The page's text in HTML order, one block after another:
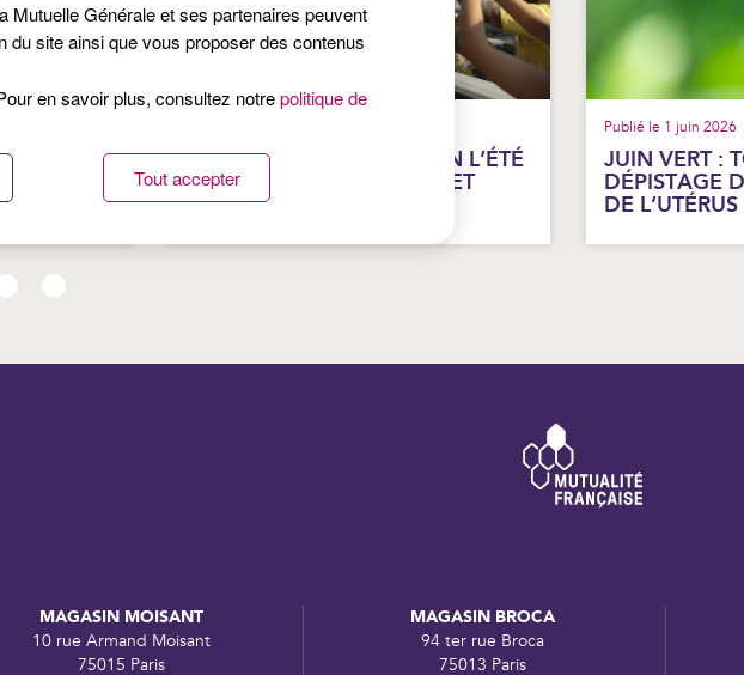
SOLEIL :
L’ÉTÉ
PROTÉGER SON AUDITION L’ÉTÉ
: FESTIVALS, ÉCOUTEURS ET
BAIGNADE
Publié le 1 juin 2026
JUIN VERT :
DÉPISTAGE
DE L’UTÉRUS
MAGASIN MOISANT
10 rue Armand Moisant
75015 Paris
MAGASIN BROCA
94 ter rue Broca
75013 Paris
Mutuelle Générale et ses partenaires peuvent
du site ainsi que vous proposer des contenus
en savoir plus, consultez notrepolitique de
Tout accepter